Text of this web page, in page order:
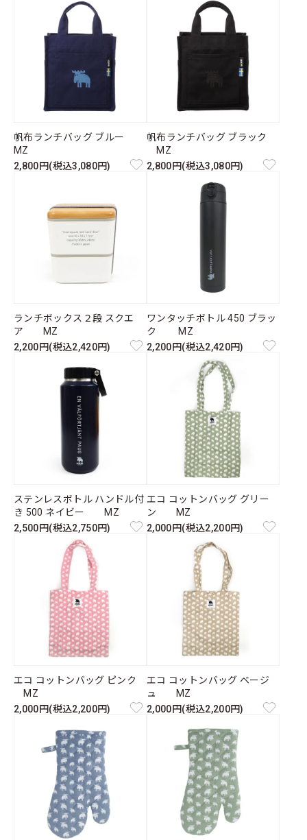
帆布ランチバッグ ブルー
MZ
2,800円(税込3,080円)
帆布ランチバッグ ブラック
MZ
2,800円(税込3,080円)
ランチボックス２段 スクエ
ア MZ
2,200円(税込2,420円)
ワンタッチボトル 450 ブラッ
ク MZ
2,200円(税込2,420円)
ステンレスボトル ハンドル付
き 500 ネイビー MZ
2,500円(税込2,750円)
エコ コットンバッグ グリー
ン MZ
2,000円(税込2,200円)
エコ コットンバッグ ピンク
MZ
2,000円(税込2,200円)
エコ コットンバッグ ベージ
ュ MZ
2,000円(税込2,200円)